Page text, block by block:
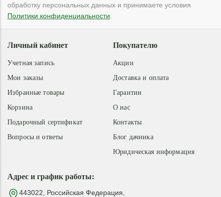
обработку персональных данных и принимаете условия
Политики конфиденциальности
Адрес и график работы:
443022, Российская Федерация,
Покупателю
Акции
Доставка и оплата
Гарантии
О нас
Контакты
Блог дачника
Юридическая информация
Личный кабинет
Учетная запись
Мои заказы
Избранные товары
Корзина
Подарочный сертификат
Вопросы и ответы